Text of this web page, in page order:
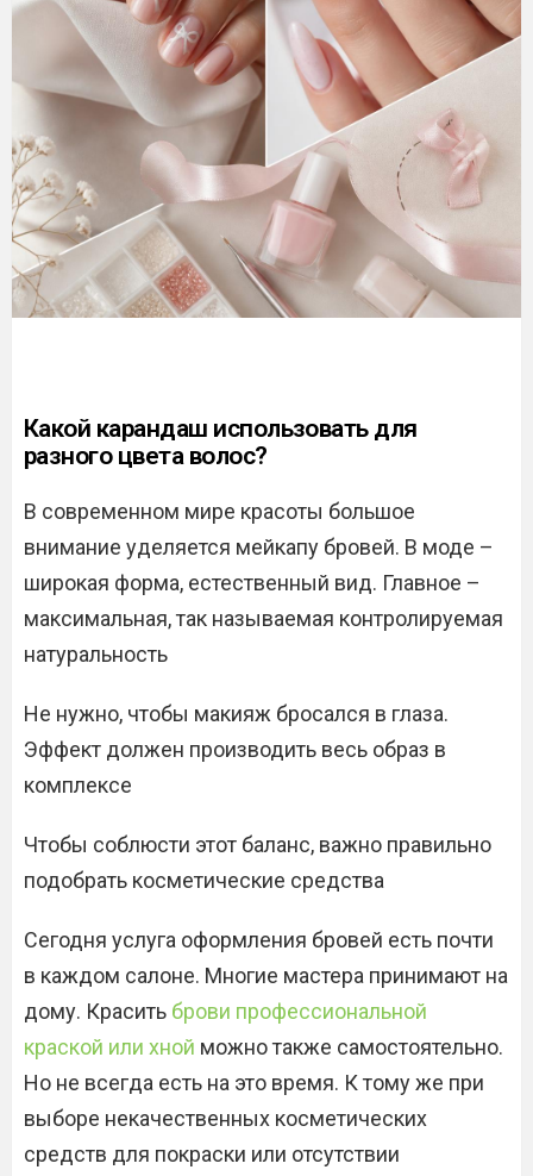
Какой карандаш использовать для
разного цвета волос?
В современном мире красоты большое
внимание уделяется мейкапу бровей. В моде –
широкая форма, естественный вид. Главное –
максимальная, так называемая контролируемая
натуральность
Не нужно, чтобы макияж бросался в глаза.
Эффект должен производить весь образ в
комплексе
Чтобы соблюсти этот баланс, важно правильно
подобрать косметические средства
Сегодня услуга оформления бровей есть почти
в каждом салоне. Многие мастера принимают на
дому. Красить брови профессиональной
краской или хной можно также самостоятельно.
Но не всегда есть на это время. К тому же при
выборе некачественных косметических
средств для покраски или отсутствии